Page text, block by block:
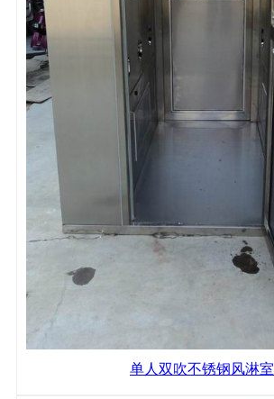
单人双吹不锈钢风淋室